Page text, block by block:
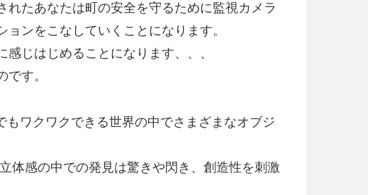
たあなたは町の安全を守るために監視カメラ
ンをこなしていくことになります。
じはじめることになります、、、
す。
もワクワクできる世界の中でさまざまなオブジ
体感の中での発見は驚きや閃き、創造性を刺激